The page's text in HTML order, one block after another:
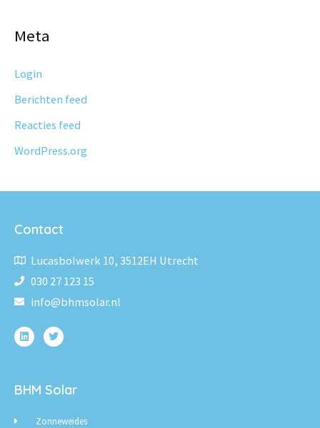
Meta
Login
Berichten feed
Reacties feed
WordPress.org
Contact
Lucasbolwerk 10, 3512EH Utrecht
030 27 123 15
info@bhmsolar.nl
L
i
n
i
T
w
i
r
BHM Solar
Zonneweides